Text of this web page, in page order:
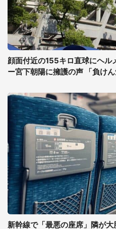
顔面付近の155キロ直球にヘル
ー宮下朝陽に擁護の声 「負け
新幹線で「最悪の座席」隣が